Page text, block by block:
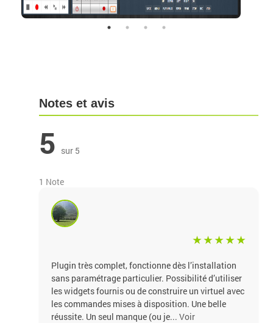
Notes et avis
5 sur 5
1 Note
Plugin très complet, fonctionne dès l’installation
sans paramétrage particulier. Possibilité d’utiliser
les widgets fournis ou de construire un virtuel avec
les commandes mises à disposition. Une belle
réussite. Un seul manque (ou je...Voir